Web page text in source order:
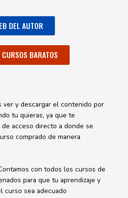
DEL AUTOR
BARATOS
ver y descargar el contenido por
tu quieras, ya que te
acceso directo a donde se
comprado de manera
con todos los cursos de
para que tu aprendizaje y
curso sea adecuado